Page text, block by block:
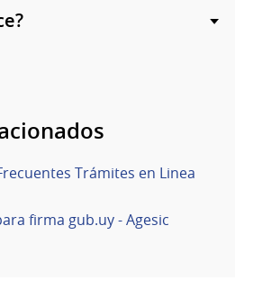
Trámites en Linea
firma gub.uy - Agesic